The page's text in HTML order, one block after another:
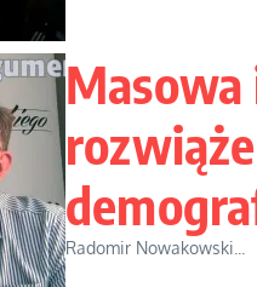
Radomir Nowakowski...